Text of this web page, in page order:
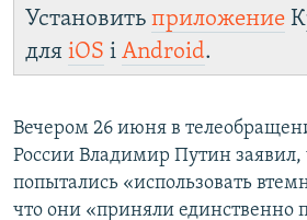
Установить приложение
для iOS і Android.
Вечером 26 июня в
России Владимир Путин заявил,
попытались «использовать
что они «приняли единственно